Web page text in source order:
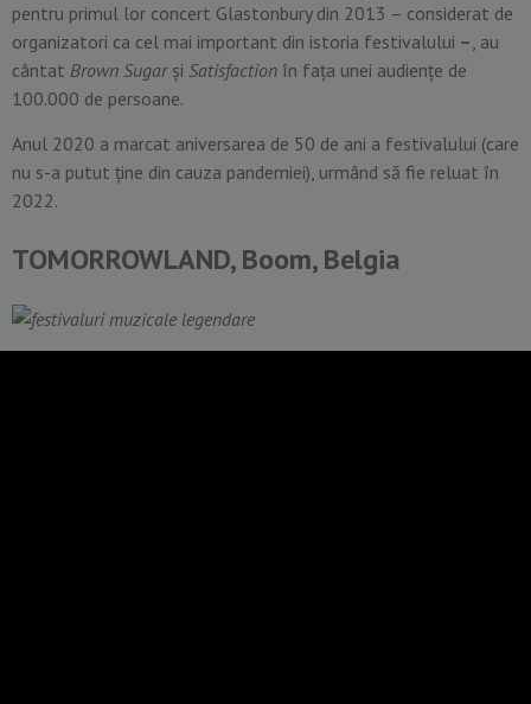
pentru primul lor concert Glastonbury din 2013 – considerat de
organizatori ca cel mai important din istoria festivalului –, au
cântat Brown Sugarși Satisfaction în fața unei audiențe de
100.000 de persoane.
Anul 2020 a marcat aniversarea de 50 de ani a festivalului (care
nu s-a putut ține din cauza pandemiei), urmând să fie reluat în
2022.
TOMORROWLAND, Boom, Belgia